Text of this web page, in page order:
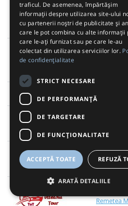
Novum Travel București
CDI Transport București Pitești
Remetea
traficul. De asemenea, împărtășim
informații despre utilizarea site-ului
cu partenerii noștri de publicitate și
care le pot combina cu alte informații
care le-ați furnizat sau pe care le-au
colectat din utilizarea serviciilor lor.
de confidențialitate
STRICT NECESARE
DE PERFORMANȚĂ
DE TARGETARE
DE FUNCŢIONALITATE
ACCEPTĂ TOATE REFUZĂ
ARATĂ DETALIILE